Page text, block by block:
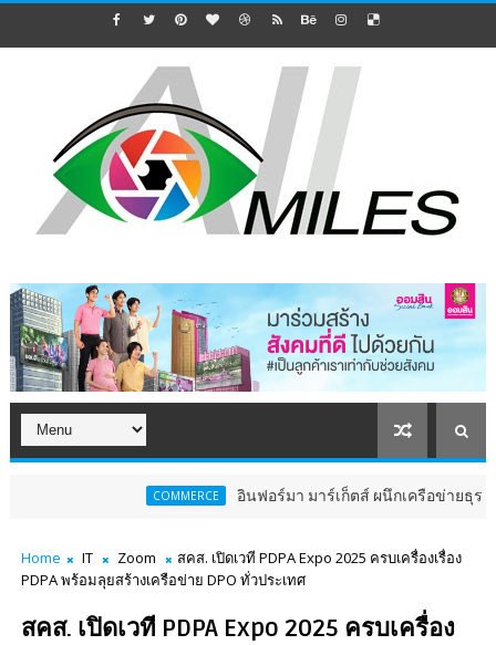
อินฟอร์มา มาร์เก็ตส์ ผนึกเครือข่ายธุรกิจท่องเที่ยว-บริ
Home IT Zoom
สคส. เปิดเวที PDPA Expo 2025 ครบเครื่องเรื่อง
PDPA พร้อมลุยสร้างเครือข่าย DPO ทั่วประเทศ
สคส. เปิดเวที PDPA Expo 2025 ครบเครื่อง